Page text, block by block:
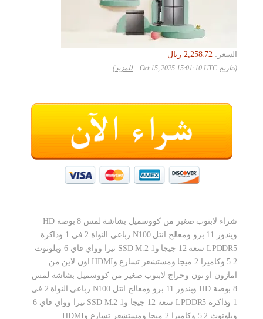
السعر:
‏2,258.72 ريال
(بتاريخ Oct 15, 2025 15:01:10 UTC – للمزيد)
شراء لابتوب صغير من كووسميل بشاشة لمس 8 بوصة HD
ويندوز 11 برو ومعالج انتل N100 رباعي النواة 2 في 1 وذاكرة
LPDDR5 سعة 12 جيجا وSSD M.2 1 تيرا وواي فاي 6 وبلوتوث
5.2 وكاميرا 2 ميجا ومستشعر تسارع وHDMI اون لاين من
امازون او نون وحراج لابتوب صغير من كووسميل بشاشة لمس
8 بوصة HD ويندوز 11 برو ومعالج انتل N100 رباعي النواة 2 في
1 وذاكرة LPDDR5 سعة 12 جيجا وSSD M.2 1 تيرا وواي فاي 6
وبلوتوث 5.2 وكاميرا 2 ميجا ومستشعر تسارع وHDMI